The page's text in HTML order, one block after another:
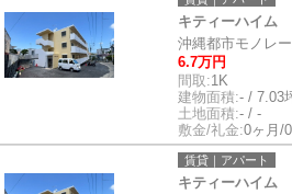
キティーハイム
沖縄都市モノレ
6.7万円
間取:1K
建物面積:- / 7.03
土地面積:- / -
敷金/礼金:0ヶ月/
賃貸｜アパート
キティーハイム